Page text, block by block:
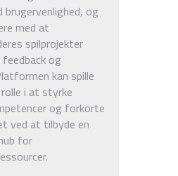
brugervenlighed, og
med at
spilprojekter
og
kan spille
i at styrke
og forkorte
ved at tilbyde en
for